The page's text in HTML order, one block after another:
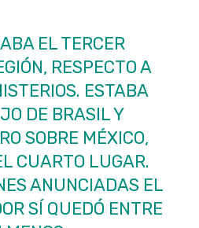
EL TERCER
RESPECTO A
ESTABA
DE BRASIL Y
SOBRE MÉXICO,
CUARTO LUGAR.
ANUNCIADAS EL
SÍ QUEDÓ ENTRE